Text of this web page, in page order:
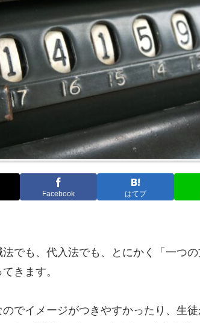
Facebook はてブ
でも、代入法でも、とにかく「一つ
きます。
でイメージがつきやすかったり、生